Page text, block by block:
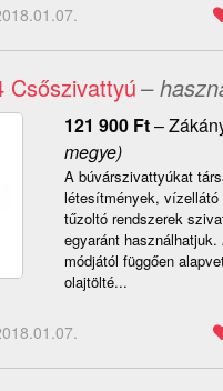
Csőszivattyú–
121 900 Ft–
megye)
A búvárszivattyúkat
létesítmények, vízellátó
tűzoltó rendszerek
egyaránt
módjától függően
olajtölté...